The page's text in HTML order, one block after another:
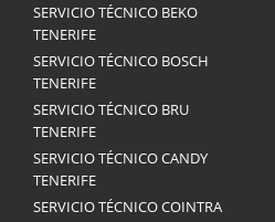
SERVICIO TÉCNICO BEKO
TENERIFE
SERVICIO TÉCNICO BOSCH
TENERIFE
SERVICIO TÉCNICO BRU
TENERIFE
SERVICIO TÉCNICO CANDY
TENERIFE
SERVICIO TÉCNICO COINTRA